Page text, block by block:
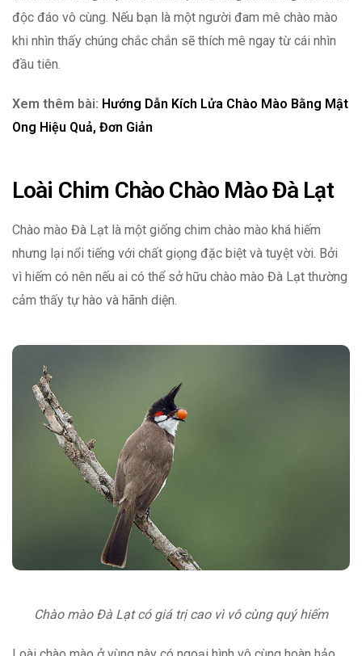
độc đáo vô cùng. Nếu bạn là một người đam mê chào mào
khi nhìn thấy chúng chắc chắn sẽ thích mê ngay từ cái nhìn
đầu tiên.
Xem thêm bài: Hướng Dẫn Kích Lửa Chào Mào Bằng Mật
Ong Hiệu Quả, Đơn Giản
Loài Chim Chào Chào Mào Đà Lạt
Chào mào Đà Lạt là một giống chim chào mào khá hiếm
nhưng lại nổi tiếng với chất giọng đặc biệt và tuyệt vời. Bởi
vì hiếm có nên nếu ai có thể sở hữu chào mào Đà Lạt thường
cảm thấy tự hào và hãnh diện.
Chào mào Đà Lạt có giá trị cao vì vô cùng quý hiếm